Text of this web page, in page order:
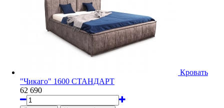
Кровать
"Чикаго" 1600 СТАНДАРТ
62 690